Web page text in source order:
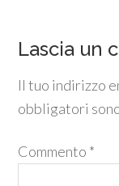
Lascia un
Il tuo indirizzo
obbligatori
Commento *